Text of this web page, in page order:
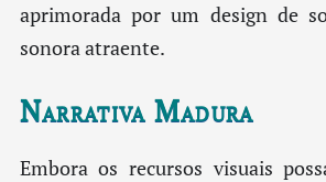
aprimorada por um design de
sonora atraente.
Narrativa Madura
Embora os recursos visuais